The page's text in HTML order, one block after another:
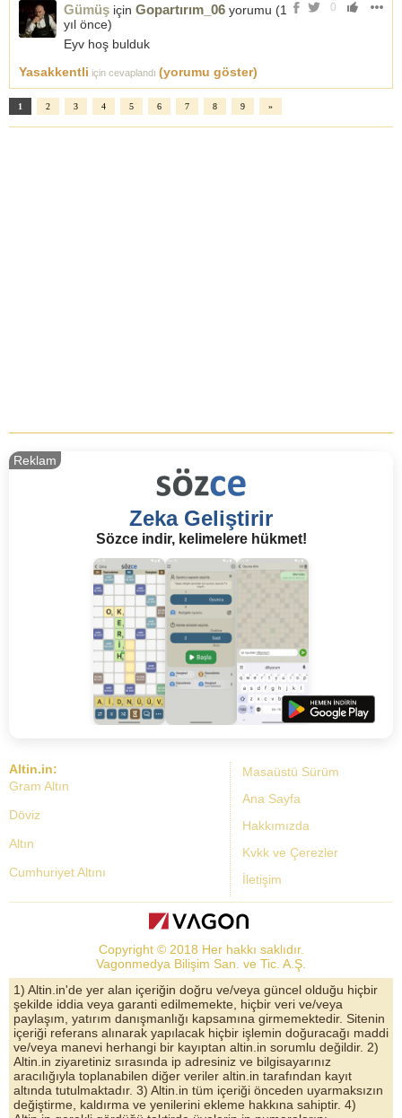
0
Gümüş için Gopartırım_06 yorumu (1
yıl önce)
Eyv hoş bulduk
Yasakkentli için cevaplandı (yorumu göster)
1 2 3 4 5 6 7 8 9 »
Zeka Geliştirir
Sözce indir, kelimelere hükmet!
Reklam
Masaüstü Sürüm
Ana Sayfa
Hakkımızda
Kvkk ve Çerezler
İletişim
Altin.in:
Gram Altın
Döviz
Altın
Cumhuriyet Altını
Dolar Kuru
Altın Yorumları
Döviz Kurları
Çeyrek Altın
Bitcoin
Euro/Dolar Parite
Copyright © 2018 Her hakkı saklıdır.
Vagonmedya Bilişim San. ve Tic. A.Ş.
1) Altin.in'de yer alan içeriğin doğru ve/veya güncel olduğu hiçbir
şekilde iddia veya garanti edilmemekte, hiçbir veri ve/veya
paylaşım, yatırım danışmanlığı kapsamına girmemektedir. Sitenin
içeriği referans alınarak yapılacak hiçbir işlemin doğuracağı maddi
ve/veya manevi herhangi bir kayıptan altin.in sorumlu değildir. 2)
Altin.in ziyaretiniz sırasında ip adresiniz ve bilgisayarınız
aracılığıyla toplanabilen diğer veriler altin.in tarafından kayıt
altında tutulmaktadır. 3) Altin.in tüm içeriği önceden uyarmaksızın
değiştirme, kaldırma ve yenilerini ekleme hakkına sahiptir. 4)